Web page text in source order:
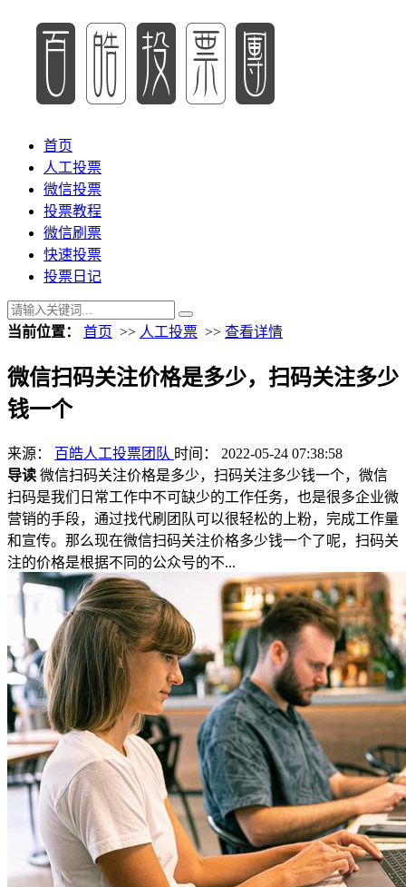
首页
人工投票
微信投票
投票教程
微信刷票
快速投票
投票日记
当前位置： 首页 >> 人工投票 >> 查看详情
微信扫码关注价格是多少，扫码关注多少
钱一个
来源： 百皓人工投票团队 时间： 2022-05-24 07:38:58
导读 微信扫码关注价格是多少，扫码关注多少钱一个，微信
扫码是我们日常工作中不可缺少的工作任务，也是很多企业微
营销的手段，通过找代刷团队可以很轻松的上粉，完成工作量
和宣传。那么现在微信扫码关注价格多少钱一个了呢，扫码关
注的价格是根据不同的公众号的不...